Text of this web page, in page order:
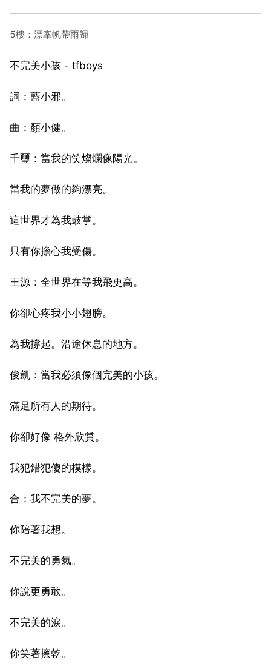
5樓：漂牽帆帶雨歸
不完美小孩 - tfboys
詞：藍小邪。
曲：顏小健。
千璽：當我的笑燦爛像陽光。
當我的夢做的夠漂亮。
這世界才為我鼓掌。
只有你擔心我受傷。
王源：全世界在等我飛更高。
你卻心疼我小小翅膀。
為我撐起。沿途休息的地方。
俊凱：當我必須像個完美的小孩。
滿足所有人的期待。
你卻好像 格外欣賞。
我犯錯犯傻的模樣。
合：我不完美的夢。
你陪著我想。
不完美的勇氣。
你說更勇敢。
不完美的淚。
你笑著擦乾。